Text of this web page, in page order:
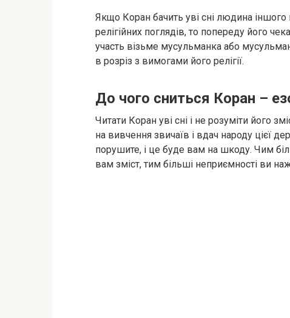
Якщо Коран бачить уві сні людина іншого
релігійних поглядів, то попереду його
участь візьме мусульманка або
в розріз з вимогами його релігії.
До чого сниться Коран –
Читати Коран уві сні і не розуміти його
на вивчення звичаїв і вдач народу цієї
порушите, і це буде вам на шкоду. Чим
вам зміст, тим більші неприємності ви